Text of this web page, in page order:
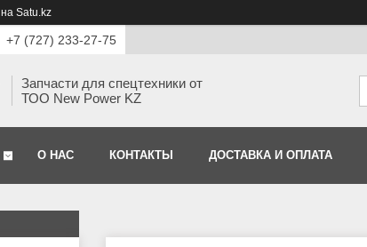
на Satu.kz
+7 (727) 233-27-75
Запчасти для спецтехники от
ТОО New Power KZ
О НАС КОНТАКТЫ ДОСТАВКА И ОПЛАТА